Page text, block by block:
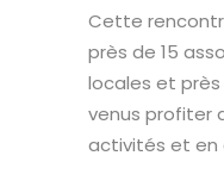
Cette
près de 15
locales et
venus profiter
activités et en